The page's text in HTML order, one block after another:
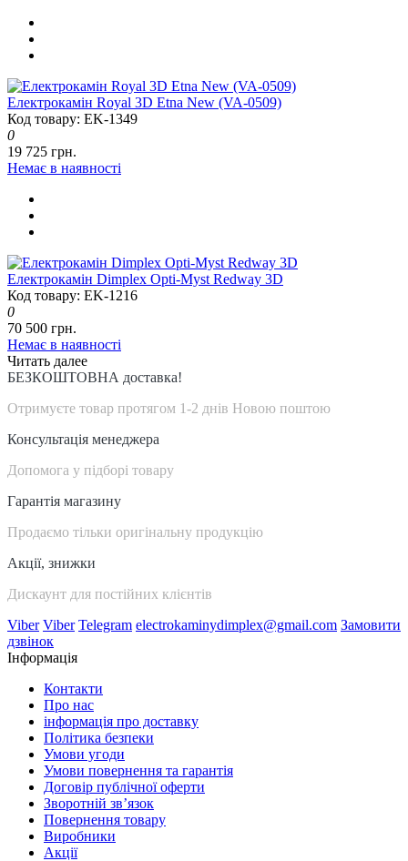
Електрокамін Royal 3D Etna New (VA-0509)
Код товару: EK-1349
0
19 725 грн.
Немає в наявності
Електрокамін Dimplex Opti-Myst Redway 3D
Код товару: EK-1216
0
70 500 грн.
Немає в наявності
Читать далее
БЕЗКОШТОВНА доставка!
Отримуєте товар протягом 1-2 днів Новою поштою
Консультація менеджера
Допомога у підборі товару
Гарантія магазину
Продаємо тільки оригінальну продукцію
Акції, знижки
Дискаунт для постійних клієнтів
Viber Viber Telegram electrokaminydimplex@gmail.com Замовити
дзвінок
Інформація
Контакти
Про нас
інформація про доставку
Політика безпеки
Умови угоди
Умови повернення та гарантія
Договір публічної оферти
Зворотній зв’язок
Повернення товару
Виробники
Акції